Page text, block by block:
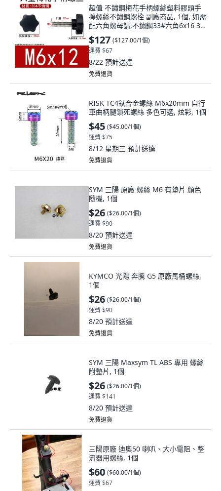
超值 不鏽鋼梅花手柄螺絲塑料膠頭手
擰螺絲不鏽鋼螺栓 副廠商品, 1個, 如需
配六角螺母請,不鏽鋼33#六角6x16 3
個
$127 ($127.00/1個)
運費 $67
8/22 預計送達
免費退貨
RISK TC4鈦合金螺絲 M6x20mm 自行
車曲柄腿鎖死螺絲 多色可選, 炫彩, 1個
$45 ($45.00/1個)
運費 $75
8/12 星期三 預計送達
免費退貨
SYM 三陽 原廠 螺絲 M6 有墊片 顏色
隨機, 1個
$26 ($26.00/1個)
運費 $90
8/20 預計送達
免費退貨
KYMCO 光陽 奔騰 G5 原廠馬桶螺絲,
1個
$26 ($26.00/1個)
運費 $90
8/20 預計送達
免費退貨
SYM 三陽 Maxsym TL ABS 專用 螺絲
附墊片, 1個
$26 ($26.00/1個)
運費 $141
8/20 預計送達
免費退貨
三陽原廠 迪奧50 喇叭、大小電阻、整
流器用螺絲, 1個
$60 ($60.00/1個)
運費 $67